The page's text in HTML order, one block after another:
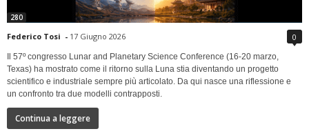
280
Federico Tosi - 17 Giugno 2026 0
Il 57º congresso Lunar and Planetary Science Conference (16-20 marzo,
Texas) ha mostrato come il ritorno sulla Luna stia diventando un progetto
scientifico e industriale sempre più articolato. Da qui nasce una riflessione e
un confronto tra due modelli contrapposti.
Continua a leggere